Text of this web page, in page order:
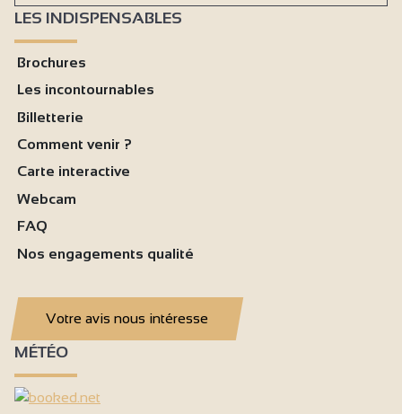
LES INDISPENSABLES
Brochures
Les incontournables
Billetterie
Comment venir ?
Carte interactive
Webcam
FAQ
Nos engagements qualité
Votre avis nous intéresse
MÉTÉO